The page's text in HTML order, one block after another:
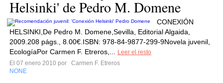
Helsinki' de Pedro M. Domene
CONEXIÓN
HELSINKI,De Pedro M. Domene,Sevilla, Editorial Algaida,
2009.208 págs., 8.00€.ISBN: 978-84-9877-299-9Novela juvenil,
EcologíaPor Carmen F. Etreros,...
Leer el resto
El 07 enero 2010 por
Carmen F. Etreros
NONE